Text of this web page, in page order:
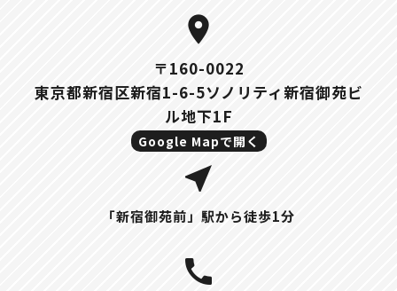
location_on
〒160-0022
東京都新宿区新宿1-6-5ソノリティ新宿御苑ビ
ル地下1F
Google Mapで開く
near_me
「新宿御苑前」駅から徒歩1分
call